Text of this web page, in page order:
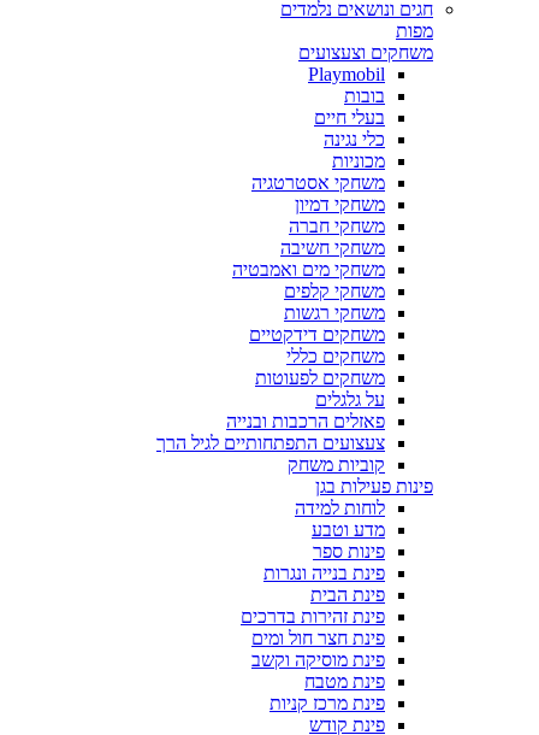
חגים ונושאים נלמדים
מפות
משחקים וצעצועים
Playmobil
בובות
בעלי חיים
כלי נגינה
מכוניות
משחקי אסטרטגיה
משחקי דמיון
משחקי חברה
משחקי חשיבה
משחקי מים ואמבטיה
משחקי קלפים
משחקי רגשות
משחקים דידקטיים
משחקים כללי
משחקים לפעוטות
על גלגלים
פאזלים הרכבות ובנייה
צעצועים התפתחותיים לגיל הרך
קוביות משחק
פינות פעילות בגן
לוחות למידה
מדע וטבע
פינות ספר
פינת בנייה ונגרות
פינת הבית
פינת זהירות בדרכים
פינת חצר חול ומים
פינת מוסיקה וקשב
פינת מטבח
פינת מרכז קניות
פינת קודש